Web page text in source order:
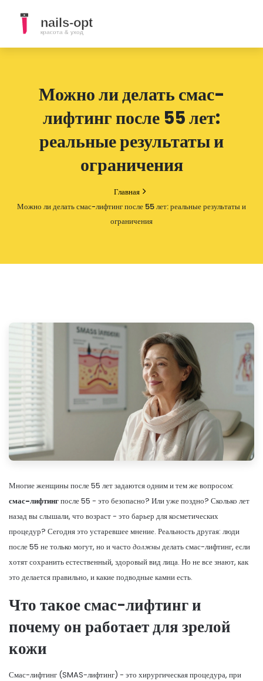
Можно ли делать смас-
лифтинг после 55 лет:
реальные результаты и
ограничения
Главная
Можно ли делать смас-лифтинг после 55 лет: реальные результаты и
ограничения
Многие женщины после 55 лет задаются одним и тем же вопросом:
смас-лифтингпосле 55 - это безопасно? Или уже поздно? Сколько лет
назад вы слышали, что возраст - это барьер для косметических
процедур? Сегодня это устаревшее мнение. Реальность другая: люди
после 55 не только могут, но и часто должныделать смас-лифтинг, если
хотят сохранить естественный, здоровый вид лица. Но не все знают, как
это делается правильно, и какие подводные камни есть.
Что такое смас-лифтинг и
почему он работает для зрелой
кожи
Смас-лифтинг (SMAS-лифтинг) - это хирургическая процедура, при